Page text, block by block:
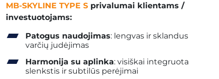
MB-SKYLINE TYPE S privalumai klientams /
investuotojams:
Patogus naudojimas: lengvas ir sklandus
varčių judėjimas
Harmonija su aplinka: visiškai integruota
slenkstis ir subtilūs perėjimai